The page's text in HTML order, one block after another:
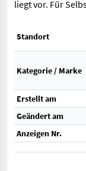
liegt vor. Für
Standort
Kategorie / Marke
Erstellt am
Geändert am
Anzeigen Nr.